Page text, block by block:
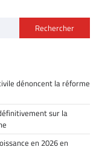
Rechercher
dénoncent la réforme
sur la
en 2026 en